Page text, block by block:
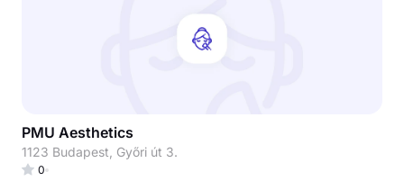
PMU Aesthetics
1123 Budapest, Győri út 3.
0